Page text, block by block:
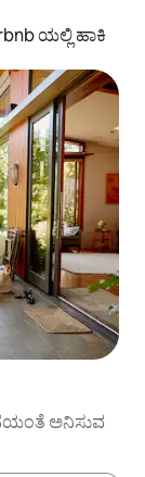
ಯಲ್ಲಿ ಹಾಕಿ
ಅನಿಸುವ